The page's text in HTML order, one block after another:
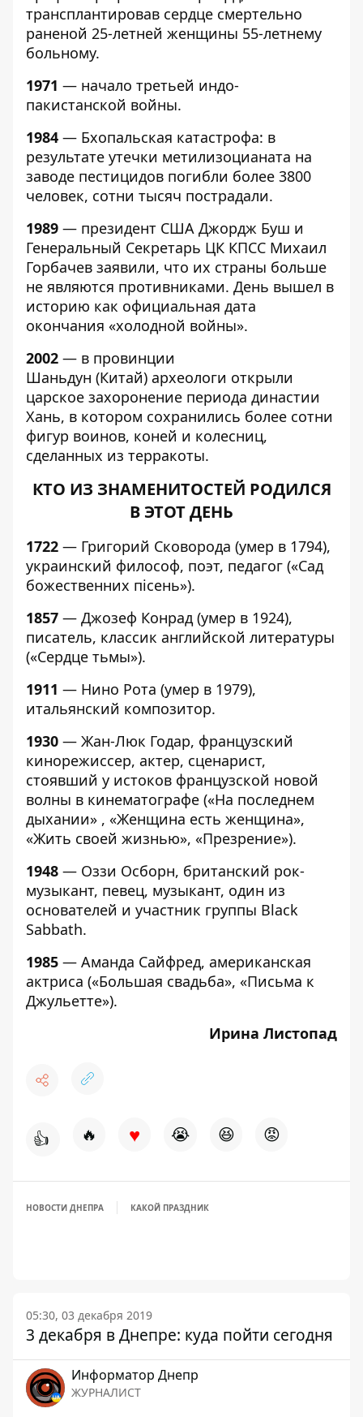
трансплантировав сердце смертельно
раненой 25-летней женщины 55-летнему
больному.
1971 — начало третьей индо-
пакистанской войны.
1984 — Бхопальская катастрофа: в
результате утечки метилизоцианата на
заводе пестицидов погибли более 3800
человек, сотни тысяч пострадали.
1989 — президент США Джордж Буш и
Генеральный Секретарь ЦК КПСС Михаил
Горбачев заявили, что их страны больше
не являются противниками. День вышел в
историю как официальная дата
окончания «холодной войны».
2002 — в провинции
Шаньдун (Китай) археологи открыли
царское захоронение периода династии
Хань, в котором сохранились более сотни
фигур воинов, коней и колесниц,
сделанных из терракоты.
КТО ИЗ ЗНАМЕНИТОСТЕЙ РОДИЛСЯ
В ЭТОТ ДЕНЬ
1722 — Григорий Сковорода (умер в 1794),
украинский философ, поэт, педагог («Сад
божественних пісень»).
1857 — Джозеф Конрад (умер в 1924),
писатель, классик английской литературы
(«Сердце тьмы»).
1911 — Нино Рота (умер в 1979),
итальянский композитор.
1930 — Жан-Люк Годар, французский
кинорежиссер, актер, сценарист,
стоявший у истоков французской новой
волны в кинематографе («На последнем
дыхании» , «Женщина есть женщина»,
«Жить своей жизнью», «Презрение»).
1948 — Оззи Осборн, британский рок-
музыкант, певец, музыкант, один из
основателей и участник группы Black
Sabbath.
1985 — Аманда Сайфред, американская
актриса («Большая свадьба», «Письма к
Джульетте»).
Ирина Листопад
👍 🔥 ♥ 😭 😆 😡
НОВОСТИ ДНЕПРА КАКОЙ ПРАЗДНИК
05:30, 03 декабря 2019
3 декабря в Днепре: куда пойти сегодня
Информатор Днепр
ЖУРНАЛИСТ